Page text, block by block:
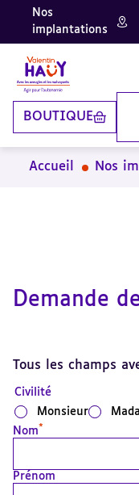
Aller
contenu
principal
Aller
pied
de
page
Aller
la
recherche
Nos
implantations
BOUTIQUE
Accueil Nos
Demande
Tous les champs
Civilité
Monsieur
Nom *
Prénom